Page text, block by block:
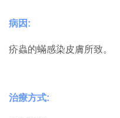
病因:
疥蟲的蟎感染皮膚所致。
治療方式: